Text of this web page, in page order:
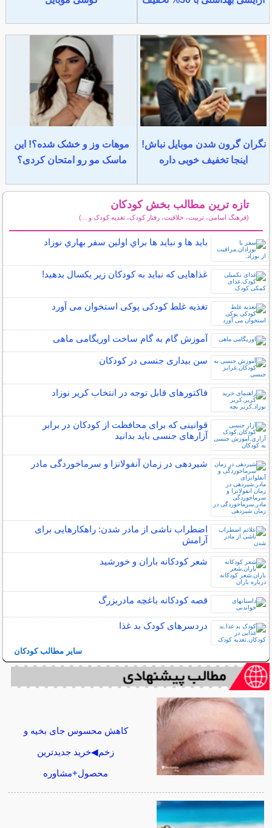
نگران گرون شدن موبایل نباش!
اینجا تخفیف خوبی داره
موهات وز و خشک شده؟! این
ماسک مو رو امتحان کردی؟
تازه ترین مطالب بخش کودکان
(فرهنگ اسامی، تربیت، خلاقیت، رفتار کودک، تغذیه کودک و ...)
بايد ها و نبايد ها براي اولين سفر بهاري نوزاد
غذاهایی که نباید به کودکان زیر یکسال بدهید!
تغذیه غلط کودکی پوکی استخوان می آورد
آموزش گام به گام ساخت اوریگامی ماهی
سن بیداری جنسی در کودکان
فاکتورهای قابل توجه در انتخاب کریر نوزاد
قوانینی که برای محافظت از کودکان در برابر
آزارهای جنسی باید بدانید
شیردهی در زمان آنفولانزا و سرماخوردگی مادر
اضطراب ناشی از مادر شدن: راهکارهایی برای
آرامش
شعر کودکانه باران و خورشید
قصه کودکانه باغچه مادربزرگ
دردسرهای کودک بد غذا
سایر مطالب کودکان
کاهش محسوس جای بخیه و
زخم◀خرید جدیدترین
محصول+مشاوره